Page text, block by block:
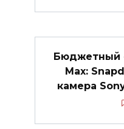
Бюджетный
Max:
камера